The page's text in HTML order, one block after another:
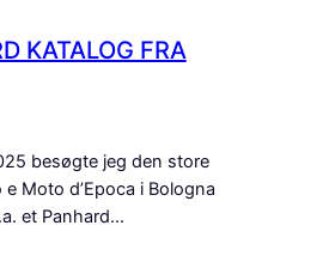
KATALOG FRA
besøgte jeg den store
Moto d’Epoca i Bologna
et Panhard…